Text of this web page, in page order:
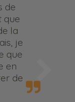
de
que
la
je
que
en
de